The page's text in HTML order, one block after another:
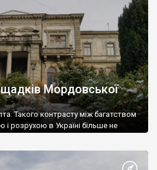
Мордовської
Такого контрасту між багатством
і розрухою в Україні більше не